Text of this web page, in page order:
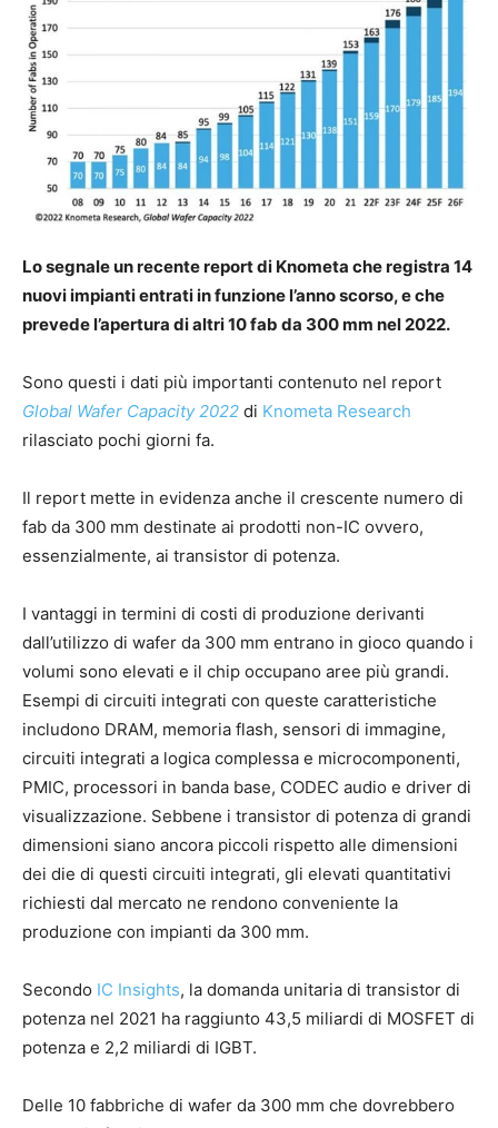
Lo segnale un recente report di Knometa che registra 14
nuovi impianti entrati in funzione l’anno scorso, e che
prevede l’apertura di altri 10 fab da 300 mm nel 2022.
Sono questi i dati più importanti contenuto nel report
Global Wafer Capacity 2022 di Knometa Research
rilasciato pochi giorni fa.
Il report mette in evidenza anche il crescente numero di
fab da 300 mm destinate ai prodotti non-IC ovvero,
essenzialmente, ai transistor di potenza.
I vantaggi in termini di costi di produzione derivanti
dall’utilizzo di wafer da 300 mm entrano in gioco quando i
volumi sono elevati e il chip occupano aree più grandi.
Esempi di circuiti integrati con queste caratteristiche
includono DRAM, memoria flash, sensori di immagine,
circuiti integrati a logica complessa e microcomponenti,
PMIC, processori in banda base, CODEC audio e driver di
visualizzazione. Sebbene i transistor di potenza di grandi
dimensioni siano ancora piccoli rispetto alle dimensioni
dei die di questi circuiti integrati, gli elevati quantitativi
richiesti dal mercato ne rendono conveniente la
produzione con impianti da 300 mm.
Secondo IC Insights, la domanda unitaria di transistor di
potenza nel 2021 ha raggiunto 43,5 miliardi di MOSFET di
potenza e 2,2 miliardi di IGBT.
Delle 10 fabbriche di wafer da 300 mm che dovrebbero